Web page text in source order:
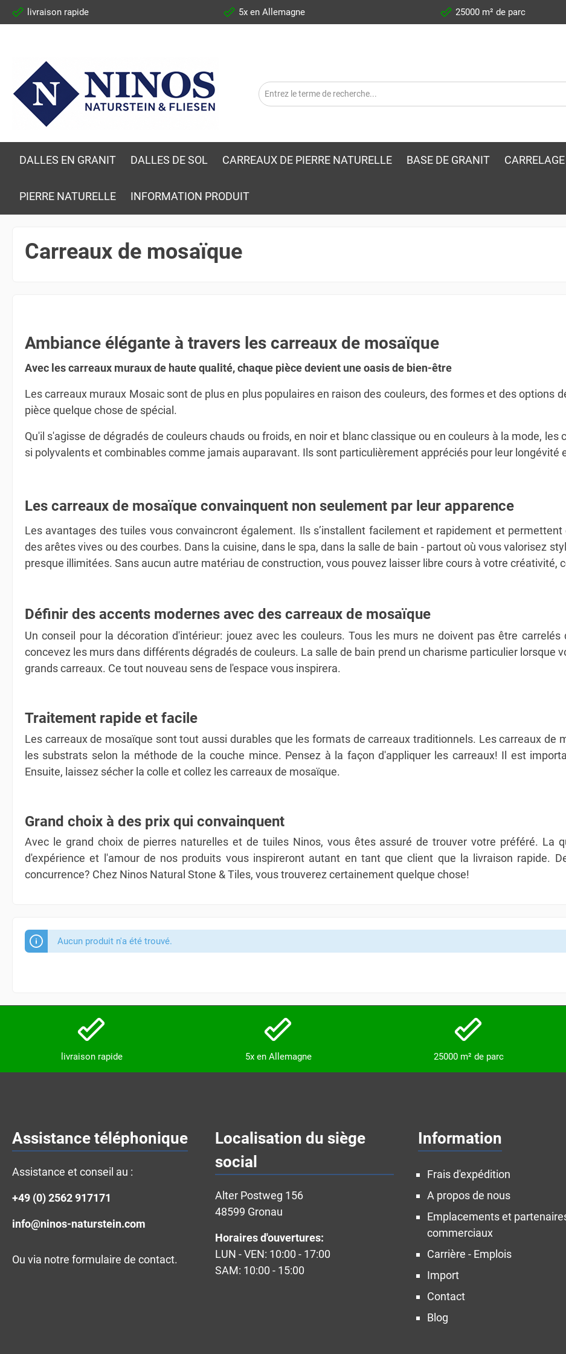
livraison rapide 5x en Allemagne 25000 m² de parc
DALLES EN GRANIT DALLES DE SOL CARREAUX DE PIERRE NATURELLE BASE DE GRANIT
PIERRE NATURELLE INFORMATION PRODUIT
Carreaux de mosaïque
Ambiance élégante à travers les carreaux de mosaïque
Avec les carreaux muraux de haute qualité, chaque pièce devient une oasis de bien-être
Les carreaux muraux Mosaic sont de plus en plus populaires en raison des couleurs, des formes et des options
pièce quelque chose de spécial.
Qu'il s'agisse de dégradés de couleurs chauds ou froids, en noir et blanc classique ou en couleurs à la mode,
si polyvalents et combinables comme jamais auparavant. Ils sont particulièrement appréciés pour leur longévité
Les carreaux de mosaïque convainquent non seulement par leur apparence
Les avantages des tuiles vous convaincront également. Ils s’installent facilement et rapidement et
des arêtes vives ou des courbes. Dans la cuisine, dans le spa, dans la salle de bain - partout où vous valorisez
presque illimitées. Sans aucun autre matériau de construction, vous pouvez laisser libre cours à votre créativité,
Définir des accents modernes avec des carreaux de mosaïque
Un conseil pour la décoration d'intérieur: jouez avec les couleurs. Tous les murs ne doivent pas être
concevez les murs dans différents dégradés de couleurs. La salle de bain prend un charisme particulier lorsque
grands carreaux. Ce tout nouveau sens de l'espace vous inspirera.
Traitement rapide et facile
Les carreaux de mosaïque sont tout aussi durables que les formats de carreaux traditionnels. Les carreaux de
les substrats selon la méthode de la couche mince. Pensez à la façon d'appliquer les carreaux! Il est
Ensuite, laissez sécher la colle et collez les carreaux de mosaïque.
Grand choix à des prix qui convainquent
Avec le grand choix de pierres naturelles et de tuiles Ninos, vous êtes assuré de trouver votre préféré. La
d'expérience et l'amour de nos produits vous inspireront autant en tant que client que la livraison rapide.
concurrence? Chez Ninos Natural Stone & Tiles, vous trouverez certainement quelque chose!
Aucun produit n'a été trouvé.
livraison rapide 5x en Allemagne 25000 m² de parc
Assistance téléphonique
Assistance et conseil au :
+49 (0) 2562 917171
info@ninos-naturstein.com
Ou via notre formulaire de contact.
Localisation du siège
social
Alter Postweg 156
48599 Gronau
Horaires d'ouvertures:
LUN - VEN: 10:00 - 17:00
SAM: 10:00 - 15:00
Information
Frais d'expédition
A propos de nous
Emplacements et
commerciaux
Carrière - Emplois
Import
Contact
Blog